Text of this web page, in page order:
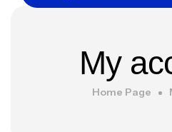
My
Home Page